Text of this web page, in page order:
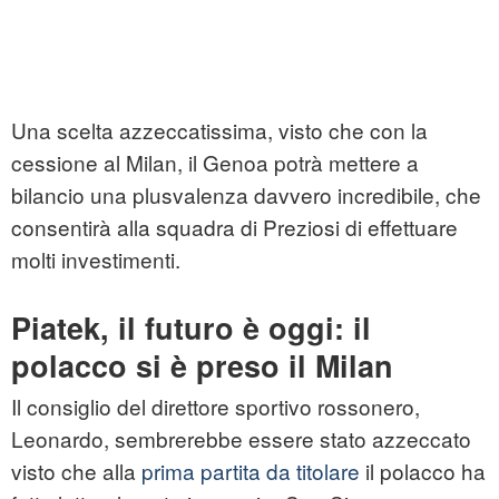
Una scelta azzeccatissima, visto che con la
cessione al Milan, il Genoa potrà mettere a
bilancio una plusvalenza davvero incredibile, che
consentirà alla squadra di Preziosi di effettuare
molti investimenti.
Piatek, il futuro è oggi: il
polacco si è preso il Milan
Il consiglio del direttore sportivo rossonero,
Leonardo, sembrerebbe essere stato azzeccato
visto che alla prima partita da titolare il polacco ha